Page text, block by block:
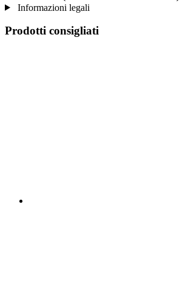
Informazioni legali
Prodotti consigliati